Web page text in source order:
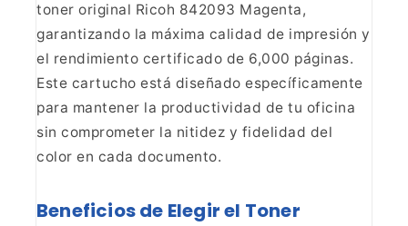
toner original Ricoh 842093 Magenta,
garantizando la máxima calidad de impresión y
el rendimiento certificado de 6,000 páginas.
Este cartucho está diseñado específicamente
para mantener la productividad de tu oficina
sin comprometer la nitidez y fidelidad del
color en cada documento.
Beneficios de Elegir el Toner